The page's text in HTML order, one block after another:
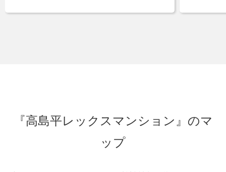
『高島平レックスマンション』のマ
ップ